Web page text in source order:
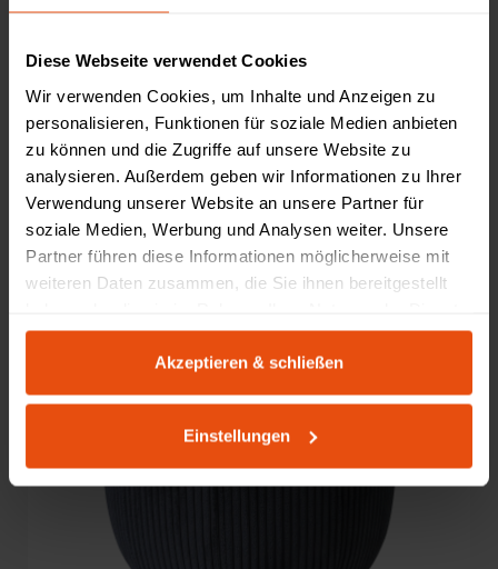
Diese Webseite verwendet Cookies
Wir verwenden Cookies, um Inhalte und Anzeigen zu
personalisieren, Funktionen für soziale Medien anbieten
zu können und die Zugriffe auf unsere Website zu
analysieren. Außerdem geben wir Informationen zu Ihrer
Verwendung unserer Website an unsere Partner für
soziale Medien, Werbung und Analysen weiter. Unsere
Partner führen diese Informationen möglicherweise mit
weiteren Daten zusammen, die Sie ihnen bereitgestellt
gesammelt haben.
Akzeptieren & schließen
Einstellungen
UPP 2 Bodengewicht für VLUV